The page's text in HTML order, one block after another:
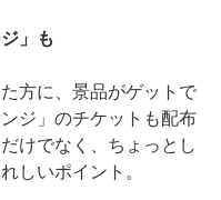
」も
方に、景品がゲットで
ジ」のチケットも配布
けでなく、ちょっとし
しいポイント。